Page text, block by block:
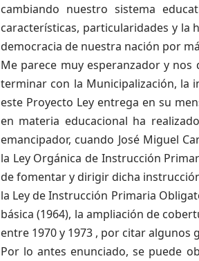
cambiando nuestro sistema
características, particularidades y la
democracia de nuestra nación por
Me parece muy esperanzador y
terminar con la Municipalización, la
este Proyecto Ley entrega en su
en materia educacional ha
emancipador, cuando José Miguel
la Ley Orgánica de Instrucción
de fomentar y dirigir dicha
la Ley de Instrucción Primaria
básica (1964), la ampliación de
entre 1970 y 1973 , por citar algunos
Por lo antes enunciado, se puede